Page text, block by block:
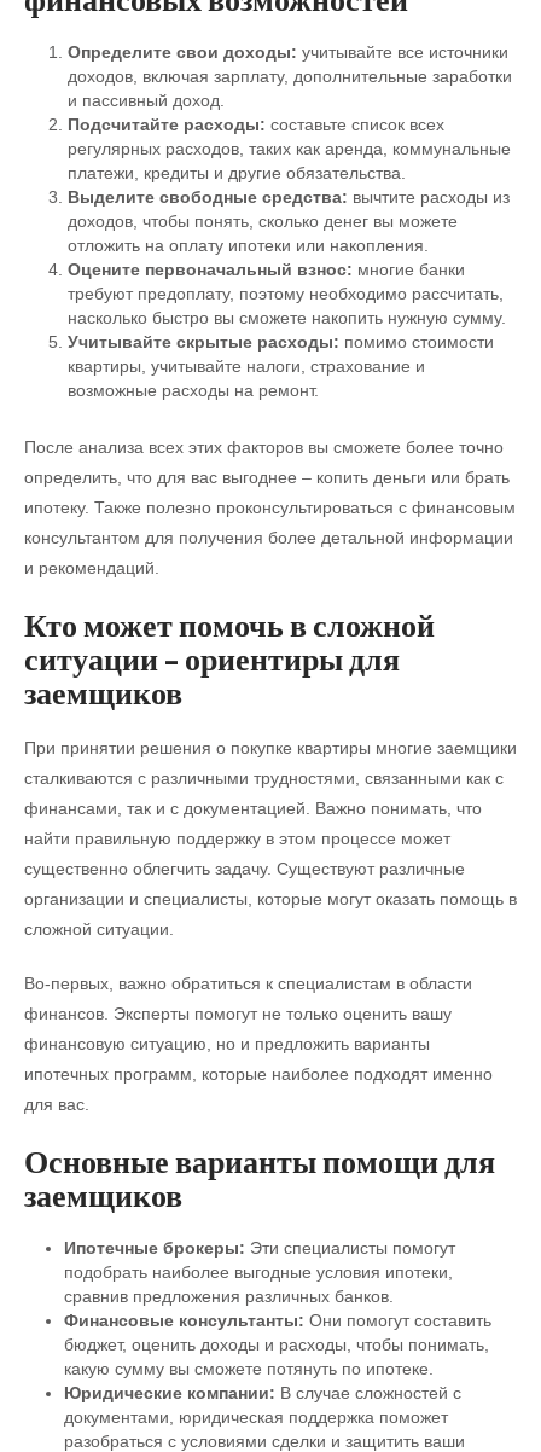
Определите свои доходы: учитывайте все источники
доходов, включая зарплату, дополнительные заработки
и пассивный доход.
Подсчитайте расходы: составьте список всех
регулярных расходов, таких как аренда, коммунальные
платежи, кредиты и другие обязательства.
Выделите свободные средства: вычтите расходы из
доходов, чтобы понять, сколько денег вы можете
отложить на оплату ипотеки или накопления.
Оцените первоначальный взнос: многие банки
требуют предоплату, поэтому необходимо рассчитать,
насколько быстро вы сможете накопить нужную сумму.
Учитывайте скрытые расходы: помимо стоимости
квартиры, учитывайте налоги, страхование и
возможные расходы на ремонт.
После анализа всех этих факторов вы сможете более точно
определить, что для вас выгоднее – копить деньги или брать
ипотеку. Также полезно проконсультироваться с финансовым
консультантом для получения более детальной информации
и рекомендаций.
Кто может помочь в сложной
ситуации – ориентиры для
заемщиков
При принятии решения о покупке квартиры многие заемщики
сталкиваются с различными трудностями, связанными как с
финансами, так и с документацией. Важно понимать, что
найти правильную поддержку в этом процессе может
существенно облегчить задачу. Существуют различные
организации и специалисты, которые могут оказать помощь в
сложной ситуации.
Во-первых, важно обратиться к специалистам в области
финансов. Эксперты помогут не только оценить вашу
финансовую ситуацию, но и предложить варианты
ипотечных программ, которые наиболее подходят именно
для вас.
Основные варианты помощи для
заемщиков
Ипотечные брокеры: Эти специалисты помогут
подобрать наиболее выгодные условия ипотеки,
сравнив предложения различных банков.
Финансовые консультанты: Они помогут составить
бюджет, оценить доходы и расходы, чтобы понимать,
какую сумму вы сможете потянуть по ипотеке.
Юридические компании: В случае сложностей с
документами, юридическая поддержка поможет
разобраться с условиями сделки и защитить ваши